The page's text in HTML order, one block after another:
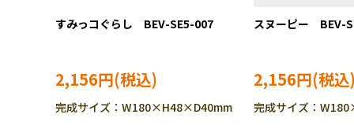
すみっコぐらし BEV-SE5-007
2,156円
完成サイズ：W180×H48×D40mm
スヌーピー BEV-
2,156円
完成サイズ：